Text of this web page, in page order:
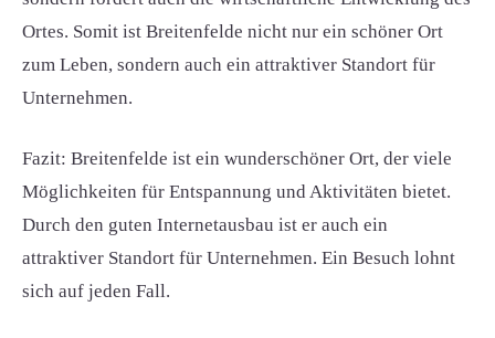
Ortes. Somit ist Breitenfelde nicht nur ein schöner Ort
zum Leben, sondern auch ein attraktiver Standort für
Unternehmen.
Fazit: Breitenfelde ist ein wunderschöner Ort, der viele
Möglichkeiten für Entspannung und Aktivitäten bietet.
Durch den guten Internetausbau ist er auch ein
attraktiver Standort für Unternehmen. Ein Besuch lohnt
sich auf jeden Fall.